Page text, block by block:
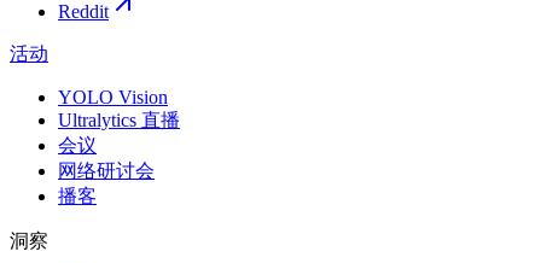
Reddit
活动
YOLO Vision
Ultralytics 直播
会议
网络研讨会
播客
洞察